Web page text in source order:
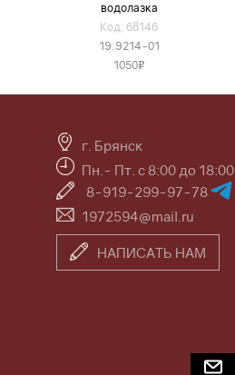
водолазка
Код: 68146
19.9214-01
1050v
г. Брянск
Пн.- Пт. с 8:00 до 18:00
8-919-299-97-78
1972594@mail.ru
НАПИСАТЬ НАМ